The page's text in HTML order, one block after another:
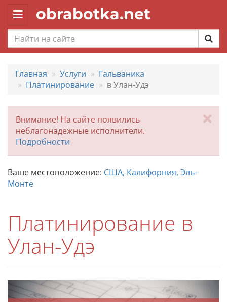
Toggle
navigation
obrabotka.net
Главная Услуги
Гальваника
Платинирование
в Улан-Удэ
Внимание! На сайте появились
неблагонадежные исполнители.
Подробности
Ваше местоположение: США, Калифорния, Эль-
Монте
Платинирование в
Улан-Удэ